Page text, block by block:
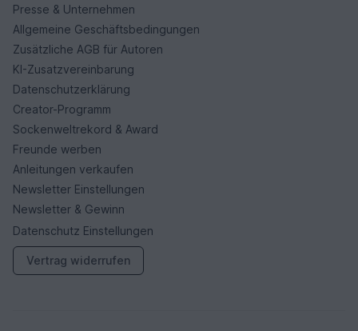
Presse & Unternehmen
Allgemeine Geschäftsbedingungen
Zusätzliche AGB für Autoren
KI-Zusatzvereinbarung
Datenschutzerklärung
Creator-Programm
Sockenweltrekord & Award
Freunde werben
Anleitungen verkaufen
Newsletter Einstellungen
Newsletter & Gewinn
Datenschutz Einstellungen
Vertrag widerrufen